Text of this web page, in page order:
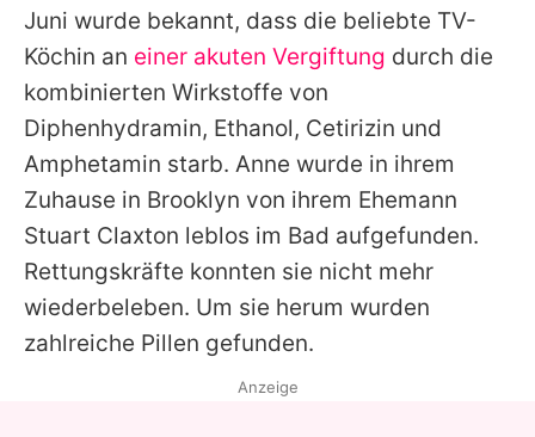
Utiq verwalten
Juni wurde bekannt, dass die beliebte TV-
Köchin an einer akuten Vergiftung durch die
kombinierten Wirkstoffe von
Diphenhydramin, Ethanol, Cetirizin und
Amphetamin starb. Anne wurde in ihrem
Zuhause in Brooklyn von ihrem Ehemann
Stuart Claxton leblos im Bad aufgefunden.
Rettungskräfte konnten sie nicht mehr
wiederbeleben. Um sie herum wurden
zahlreiche Pillen gefunden.
Anzeige